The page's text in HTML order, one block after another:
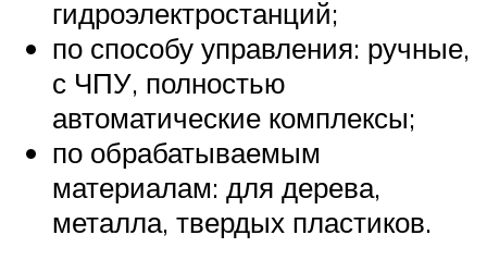
гидроэлектростанций;
по способу управления: ручные,
с ЧПУ, полностью
автоматические комплексы;
по обрабатываемым
материалам: для дерева,
металла, твердых пластиков.